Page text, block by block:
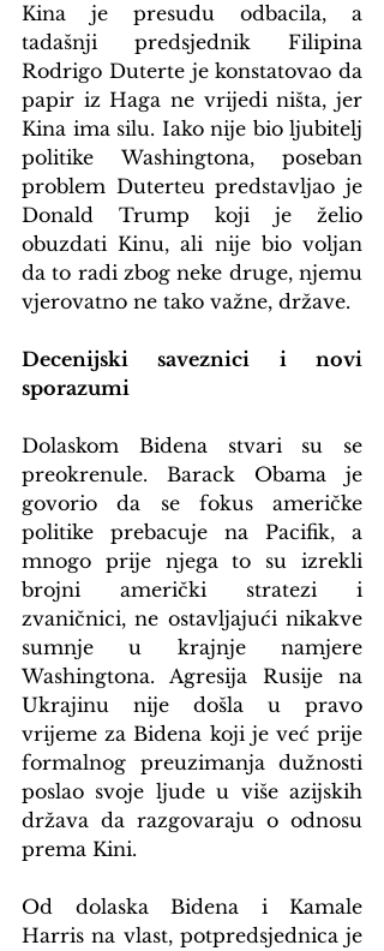
Kina je presudu odbacila, a
tadašnji predsjednik Filipina
Rodrigo Duterte je konstatovao da
papir iz Haga ne vrijedi ništa, jer
Kina ima silu. Iako nije bio ljubitelj
politike Washingtona, poseban
problem Duterteu predstavljao je
Donald Trump koji je želio
obuzdati Kinu, ali nije bio voljan
da to radi zbog neke druge, njemu
vjerovatno ne tako važne, države.
Decenijski saveznici i novi
sporazumi
Dolaskom Bidena stvari su se
preokrenule. Barack Obama je
govorio da se fokus američke
politike prebacuje na Pacifik, a
mnogo prije njega to su izrekli
brojni američki stratezi i
zvaničnici, ne ostavljajući nikakve
sumnje u krajnje namjere
Washingtona. Agresija Rusije na
Ukrajinu nije došla u pravo
vrijeme za Bidena koji je već prije
formalnog preuzimanja dužnosti
poslao svoje ljude u više azijskih
država da razgovaraju o odnosu
prema Kini.
Od dolaska Bidena i Kamale
Harris na vlast, potpredsjednica je